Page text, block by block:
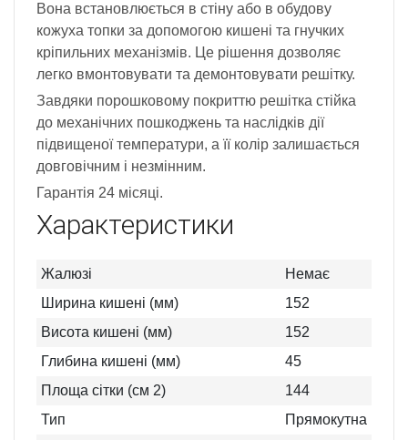
Вона встановлюється в стіну або в обудову
кожуха топки за допомогою кишені та гнучких
кріпильних механізмів. Це рішення дозволяє
легко вмонтовувати та демонтовувати решітку.
Завдяки порошковому покриттю решітка стійка
до механічних пошкоджень та наслідків дії
підвищеної температури, а її колір залишається
довговічним і незмінним.
Гарантія 24 місяці.
Характеристики
Жалюзі
Немає
Ширина кишені (мм)
152
Висота кишені (мм)
152
Глибина кишені (мм)
45
Площа сітки (см 2)
144
Тип
Прямокутна